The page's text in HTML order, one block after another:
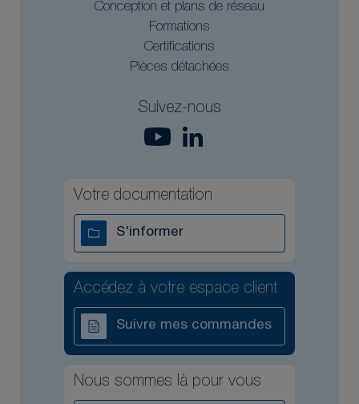
Conception et plans de réseau
Formations
Certifications
Pièces détachées
Suivez-nous
Votre documentation
S'informer
Accédez à votre espace client
Suivre mes commandes
Nous sommes là pour vous